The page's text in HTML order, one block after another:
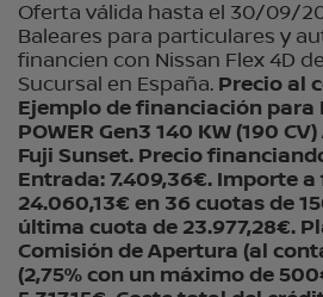
Oferta válida hasta el 30/09/
Baleares para particulares y
financien con Nissan Flex 4D
Sucursal en España. Precio al
Ejemplo de financiación para
POWER Gen3 140 KW (190
Fuji Sunset. Precio
Entrada: 7.409,36€. Importe
24.060,13€ en 36 cuotas de
última cuota de 23.977,28€.
Comisión de Apertura (al
(2,75% con un máximo de